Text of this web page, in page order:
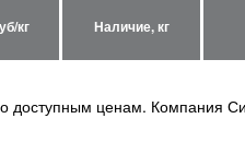
кг Наличие, кг
доступным ценам. Компания